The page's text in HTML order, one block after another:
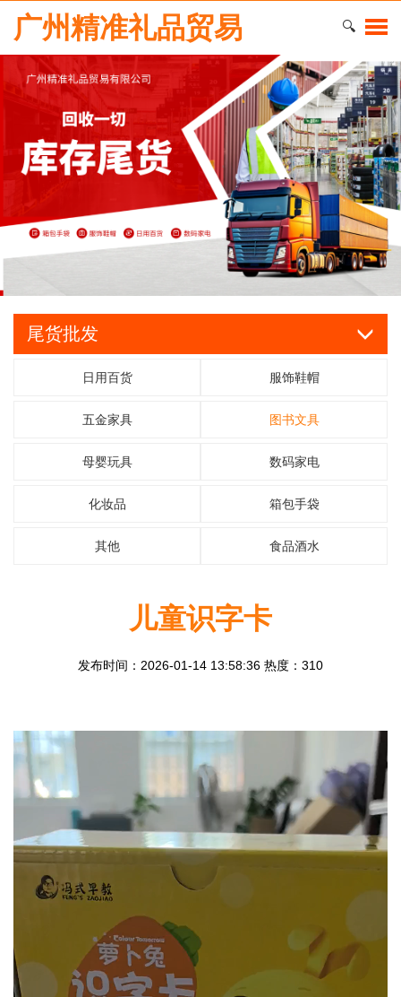
🔍
广州精准礼品贸易
尾货批发
日用百货 服饰鞋帽
五金家具 图书文具
母婴玩具 数码家电
化妆品 箱包手袋
其他 食品酒水
儿童识字卡
发布时间：2026-01-14 13:58:36 热度：310